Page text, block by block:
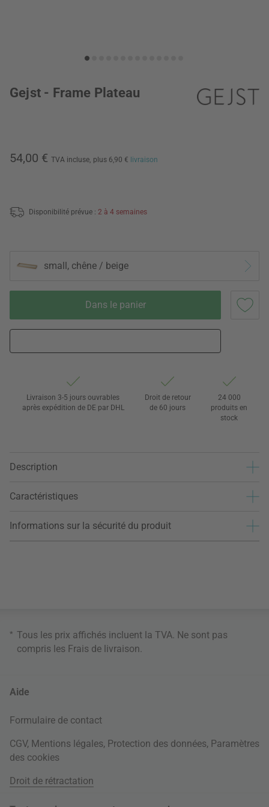
Gejst - Frame Plateau
54,00 € TVA incluse, plus 6,90 € livraison
Disponibilité prévue : 2 à 4 semaines
small, chêne / beige
Dans le panier
Livraison 3-5 jours ouvrables
après expédition de DE par DHL
Droit de retour
de 60 jours
24 000
produits en
stock
Description
Caractéristiques
Informations sur la sécurité du produit
* Tous les prix affichés incluent la TVA. Ne sont pas
compris les Frais de livraison
Aide
Formulaire de contact
CGV, Mentions légales, Protection des données, Paramètres
des cookies
Droit de rétractation